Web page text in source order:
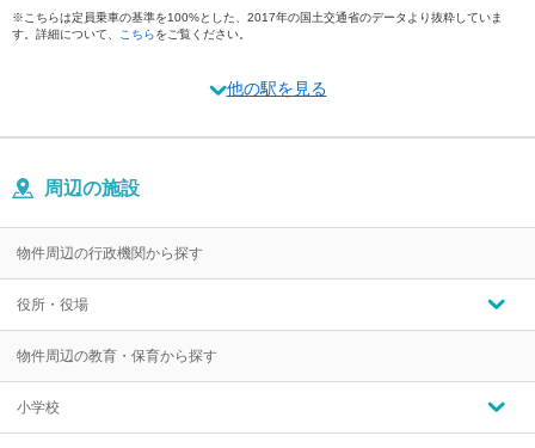
※こちらは定員乗車の基準を100%とした、2017年の国土交通省のデータより抜粋していま
す。詳細について、
こちらをご覧ください。
他の駅を見る
周辺の施設
物件周辺の行政機関から探す
役所・役場
物件周辺の教育・保育から探す
小学校